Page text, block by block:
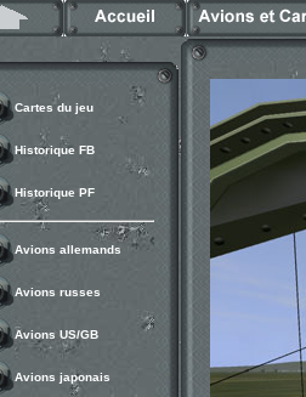
Cartes du jeu
Historique FB
Historique PF
Avions allemands
Avions russes
Avions US/GB
Avions japonais